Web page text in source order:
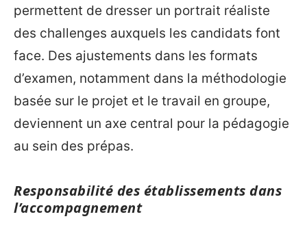
permettent de dresser un portrait réaliste
des challenges auxquels les candidats font
face. Des ajustements dans les formats
d’examen, notamment dans la méthodologie
basée sur le projet et le travail en groupe,
deviennent un axe central pour la pédagogie
au sein des prépas.
Responsabilité des établissements dans
l’accompagnement